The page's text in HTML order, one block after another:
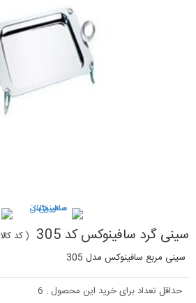
سینی گرد سافینوکس کد 305 (کد
سینی مربع سافینوکس مدل 305
حداقل تعداد برای خرید این محصول : 6